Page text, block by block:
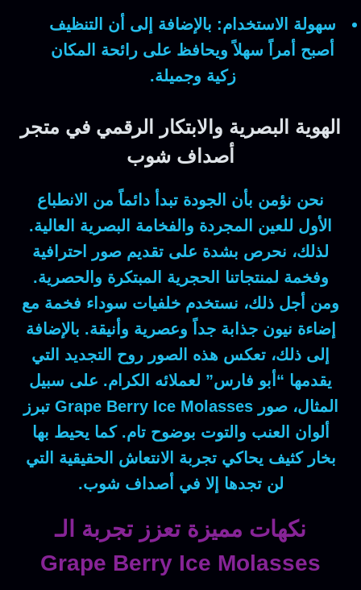
سهولة الاستخدام: بالإضافة إلى أن التنظيف
أصبح أمراً سهلاً ويحافظ على رائحة المكان
زكية وجميلة.
الهوية البصرية والابتكار الرقمي في متجر
أصداف شوب
نحن نؤمن بأن الجودة تبدأ دائماً من الانطباع
الأول للعين المجردة والفخامة البصرية العالية.
لذلك، نحرص بشدة على تقديم صور احترافية
وفخمة لمنتجاتنا الحجرية المبتكرة والحصرية.
ومن أجل ذلك، نستخدم خلفيات سوداء فخمة مع
إضاءة نيون جذابة جداً وعصرية وأنيقة. بالإضافة
إلى ذلك، تعكس هذه الصور روح التجديد التي
يقدمها “أبو فارس” لعملائه الكرام. على سبيل
المثال، صورGrape Berry Ice Molasses تبرز
ألوان العنب والتوت بوضوح تام.كما يحيط بها
بخار كثيف يحاكي تجربة الانتعاش الحقيقية التي
لن تجدها إلا في أصداف شوب.
نكهات مميزة تعزز تجربة الـ
Grape Berry Ice Molasses